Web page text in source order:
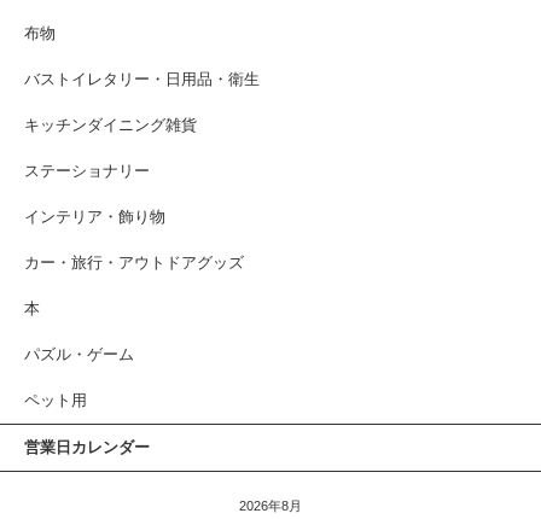
布物
バストイレタリー・日用品・衛生
キッチンダイニング雑貨
ステーショナリー
インテリア・飾り物
カー・旅行・アウトドアグッズ
本
パズル・ゲーム
ペット用
営業日カレンダー
2026年8月